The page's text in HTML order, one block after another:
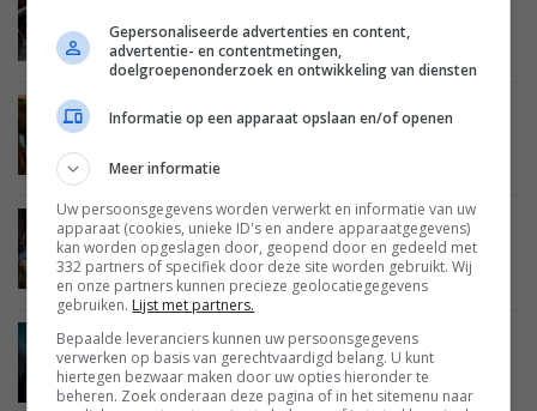
Beste games van dit moment – deel 31 (lente
2024)
TIPS EN ADVIES ENTERTAINMENT
GAMING
30 DECEMBER 2023
gespeeld hebben
TIPS EN ADVIES ENTERTAINMENT
GAMING
23 DECEMBER 2023
Beste games van dit moment – deel 30 (winter
2023-2024)
TIPS EN ADVIES ENTERTAINMENT
GAMING
01 OKTOBER 2023
Beste games van dit moment – deel 29 (herfst
2023)
Gepersonaliseerde advertenties en content,
advertentie- en contentmetingen,
doelgroepenonderzoek en ontwikkeling van diensten
Informatie op een apparaat opslaan en/of openen
Meer informatie
Uw persoonsgegevens worden verwerkt en informatie van uw
apparaat (cookies, unieke ID's en andere apparaatgegevens)
kan worden opgeslagen door, geopend door en gedeeld met
332 partners of specifiek door deze site worden gebruikt. Wij
en onze partners kunnen precieze geolocatiegegevens
gebruiken. Lijst met partners.
Bepaalde leveranciers kunnen uw persoonsgegevens
verwerken op basis van gerechtvaardigd belang. U kunt
hiertegen bezwaar maken door uw opties hieronder te
beheren. Zoek onderaan deze pagina of in het sitemenu naar